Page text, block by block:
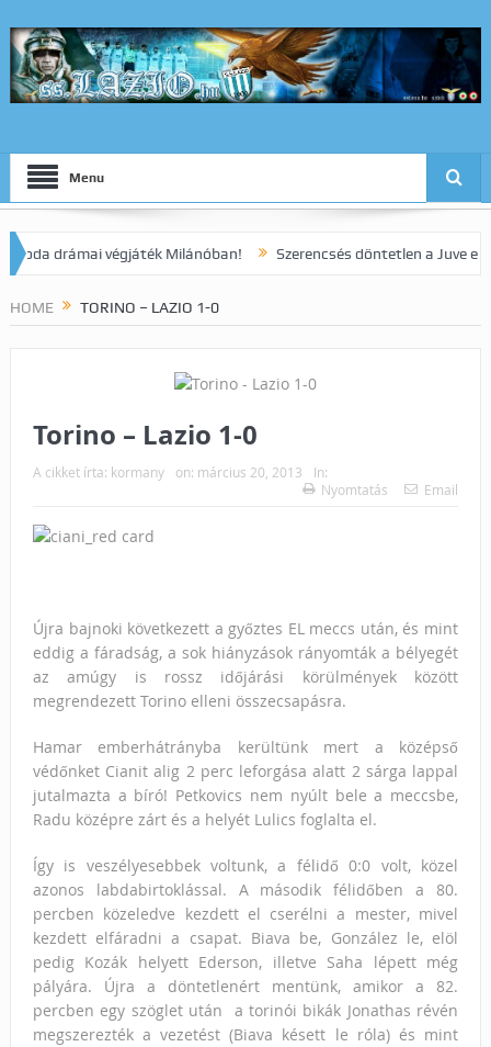
Menu
drámai végjáték Milánóban! Szerencsés döntetlen a Juve elleni
HOME TORINO – LAZIO 1-0
Torino – Lazio 1-0
A cikket írta: kormany on: március 20, 2013
In:
Nyomtatás
Email
Újra bajnoki következett a győztes EL meccs után, és mint
eddig a fáradság, a sok hiányzások rányomták a bélyegét
az amúgy is rossz időjárási körülmények között
megrendezett Torino elleni összecsapásra.
Hamar emberhátrányba kerültünk mert a középső
védőnket Cianit alig 2 perc leforgása alatt 2 sárga lappal
jutalmazta a bíró! Petkovics nem nyúlt bele a meccsbe,
Radu középre zárt és a helyét Lulics foglalta el.
Így is veszélyesebbek voltunk, a félidő 0:0 volt, közel
azonos labdabirtoklással. A második félidőben a 80.
percben közeledve kezdett el cserélni a mester, mivel
kezdett elfáradni a csapat. Biava be, González le, elöl
pedig Kozák helyett Ederson, illetve Saha lépett még
pályára. Újra a döntetlenért mentünk, amikor a 82.
percben egy szöglet után a torinói bikák Jonathas révén
megszerezték a vezetést (Biava késett le róla) és mint